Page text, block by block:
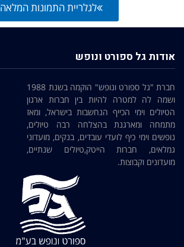
לגלריית התמונות המלאה
אודות גל ספורט ונופש
חברת "גל ספורט ונופש" הוקמה בשנת 1988
ושמה לה למטרה להיות בין חברות ארגון
הטיולים וימי הכייף הנחשבות בישראל, ומאז
מתמחה ומארגנת בהצלחה רבה טיולים,
נופשים וימי כיף לועדי עובדים, בנקים, מועדוני
גמלאים, חברות הייטק,טיולים שנתיים,
מועדונים וקבוצות.